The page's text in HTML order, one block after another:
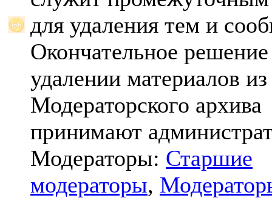
для удаления тем и
Окончательное
удалении материалов из
Модераторского архива
принимают
Модераторы: Старшие
модераторы,